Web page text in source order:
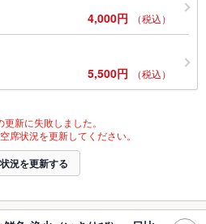
4,000円 （税込）
5,500円 （税込）
新に失敗しました。
席状況を更新してください。
況を更新する